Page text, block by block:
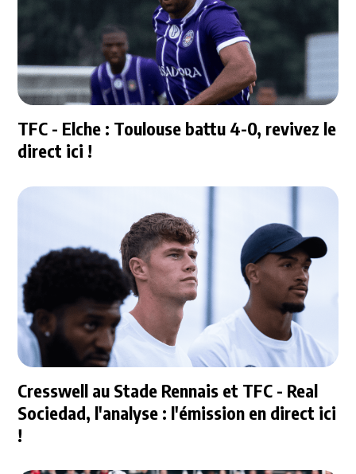
TFC - Elche : Toulouse battu 4-0, revivez le
direct ici !
Cresswell au Stade Rennais et TFC - Real
Sociedad, l'analyse : l'émission en direct ici
!